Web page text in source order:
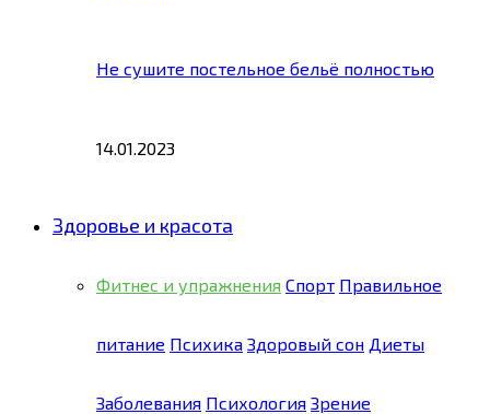
Не сушите постельное бельё полностью
14.01.2023
Здоровье и красота
Фитнес и упражнения Спорт Правильное
питание Психика Здоровый сон Диеты
Заболевания Психология Зрение